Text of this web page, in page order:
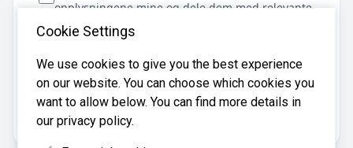
opplysningene mine og dele dem med relevante
regnskapsbyråer for å hjelpe meg å finne
regnskapsfører
Få tilbud
Cookie Settings
We use cookies to give you the best experience
on our website. You can choose which cookies you
want to allow below. You can find more details in
our privacy policy.